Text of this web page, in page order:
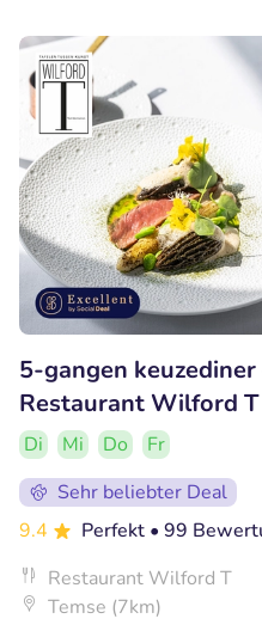
5-gangen
Restaurant Wilford T
Di Mi Do
Fr
Sehr beliebter Deal
9.4
Perfekt • 99
Restaurant Wilford T
Temse (7km)